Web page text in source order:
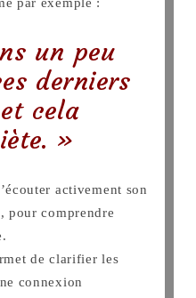
un peu
derniers
cela
»
activement son
pour comprendre
de clarifier les
connexion